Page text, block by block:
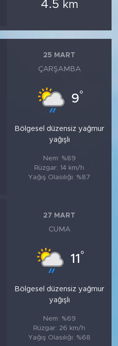
4.5 km
25 MART
ÇARŞAMBA
9°
Bölgesel düzensiz yağmur
yağışlı
Nem: %89
Rüzgar: 14 km/h
Yağış Olasılığı: %87
27 MART
CUMA
11 °
Bölgesel düzensiz yağmur
yağışlı
Nem: %69
Rüzgar: 26 km/h
Yağış Olasılığı: %68